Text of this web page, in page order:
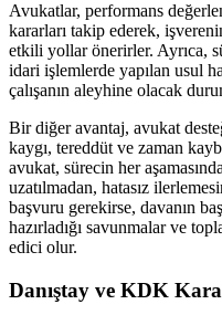
Avukatlar, performans
kararları takip ederek,
etkili yollar önerirler. Ayrıca,
idari işlemlerde yapılan usul
çalışanın aleyhine olacak
Bir diğer avantaj, avukat
kaygı, tereddüt ve zaman
avukat, sürecin her
uzatılmadan, hatasız
başvuru gerekirse, davanın
hazırladığı savunmalar ve
edici olur.
Danıştay ve KDK